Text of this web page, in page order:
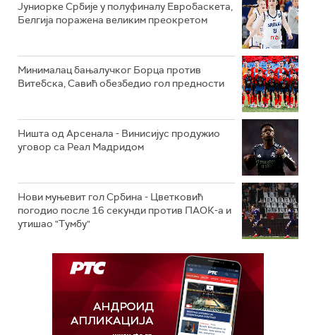
Јуниорке Србије у полуфиналу Евробаскета,
Белгија поражена великим преокретом
Минималац бањалучког Борца против
Витебска, Савић обезбедио гол предности
Ништа од Арсенала - Винисијус продужио
уговор са Реал Мадридом
Нови муњевит гол Србина - Цветковић
погодио после 16 секунди против ПАОК-а и
утишао "Тумбу"